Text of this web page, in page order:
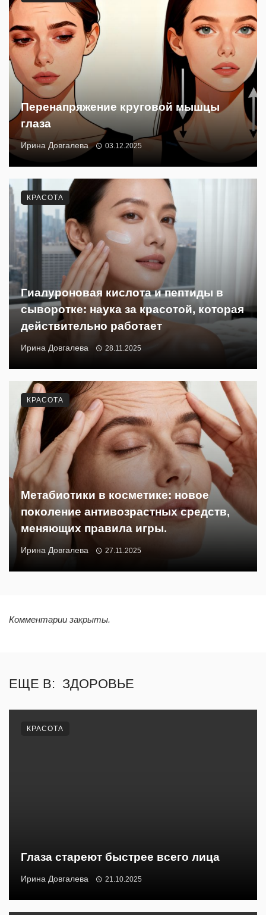
Перенапряжение круговой мышцы
глаза
Ирина Довгалева 03.12.2025
Гиалуроновая кислота и пептиды в
сыворотке: наука за красотой, которая
действительно работает
Ирина Довгалева 28.11.2025
КРАСОТА
Метабиотики в косметике: новое
поколение антивозрастных средств,
меняющих правила игры.
Ирина Довгалева 27.11.2025
КРАСОТА
Комментарии закрыты.
ЕЩЕ В: ЗДОРОВЬЕ
Глаза стареют быстрее всего лица
Ирина Довгалева 21.10.2025
КРАСОТА